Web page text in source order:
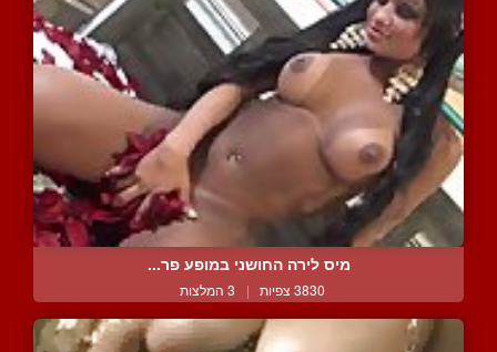
מיס לירה החושני במופע פר...
3830 צפיות | 3 המלצות